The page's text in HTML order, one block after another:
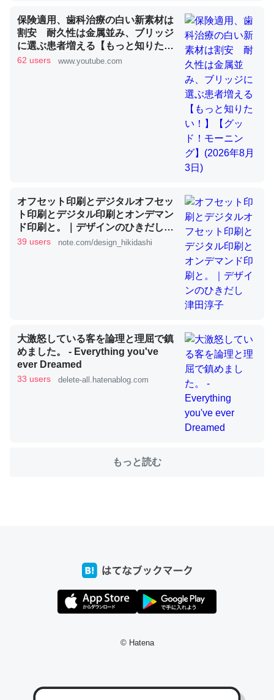
論文では「淡水はカルシウムも酸素も不足してて両方に不
利だから両方が拮抗してるのでは」とあって面白い。海に
いる鋏角類（カブトガニ・ウミグモ）はカルシウムを使わ
ずキチンを強化してる筈だが、酵素が違うのか？
─ニュース :: 【研究発表】昆虫学の大問題＝「昆虫はなぜ海にいな
これを元に考えるとカルシウムを大量に使う脊椎動物と貝
類は苦労してるんだな…。腹足類だと殻を無くしてナメク
ジになったり努力してるし。
─ニュース :: 【研究発表】昆虫学の大問題＝「昆虫はなぜ海にいな
ちぼちRingも置こうかと画策中。あと、Googleマップで
位置情報を共有してる。電池残量や充電中かが分かるので
これ見て生きてるなって分かる。
コミュニケーションが劇的に変化した｜tayorini by LIFULL介護
たいなのでネット環境作ったけどAlexaしか使わないので
34
保険適用、歯科治療の白い新素材は
割安 耐久性は金属並み、ブリッジ
に選ぶ患者増える【もっと知りた
い！】【グッド！モーニング】
62 users www.youtube.com
オフセット印刷とデジタルオフセッ
ト印刷とデジタル印刷とオンデマン
ド印刷と。｜デザインのひきだし
津田淳子
39 users note.com/design_hikidashi
大激怒している客を論理と理屈で鎮
めました。 - Everything you've
ever Dreamed
33 users delete-all.hatenablog.com
もっと読む
© Hatena